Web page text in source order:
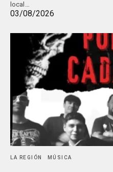
local…
03/08/2026
LA REGIÓN MÚSICA